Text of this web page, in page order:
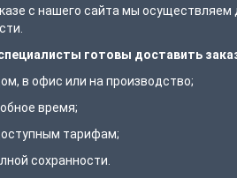
с нашего сайта мы
готовы доставить
в офис или на производство;
время;
тарифам;
сохранности.